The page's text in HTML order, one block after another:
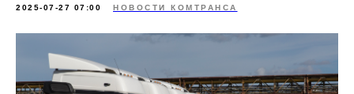
2025-07-27 07:00 НОВОСТИ КОМТРАНСА